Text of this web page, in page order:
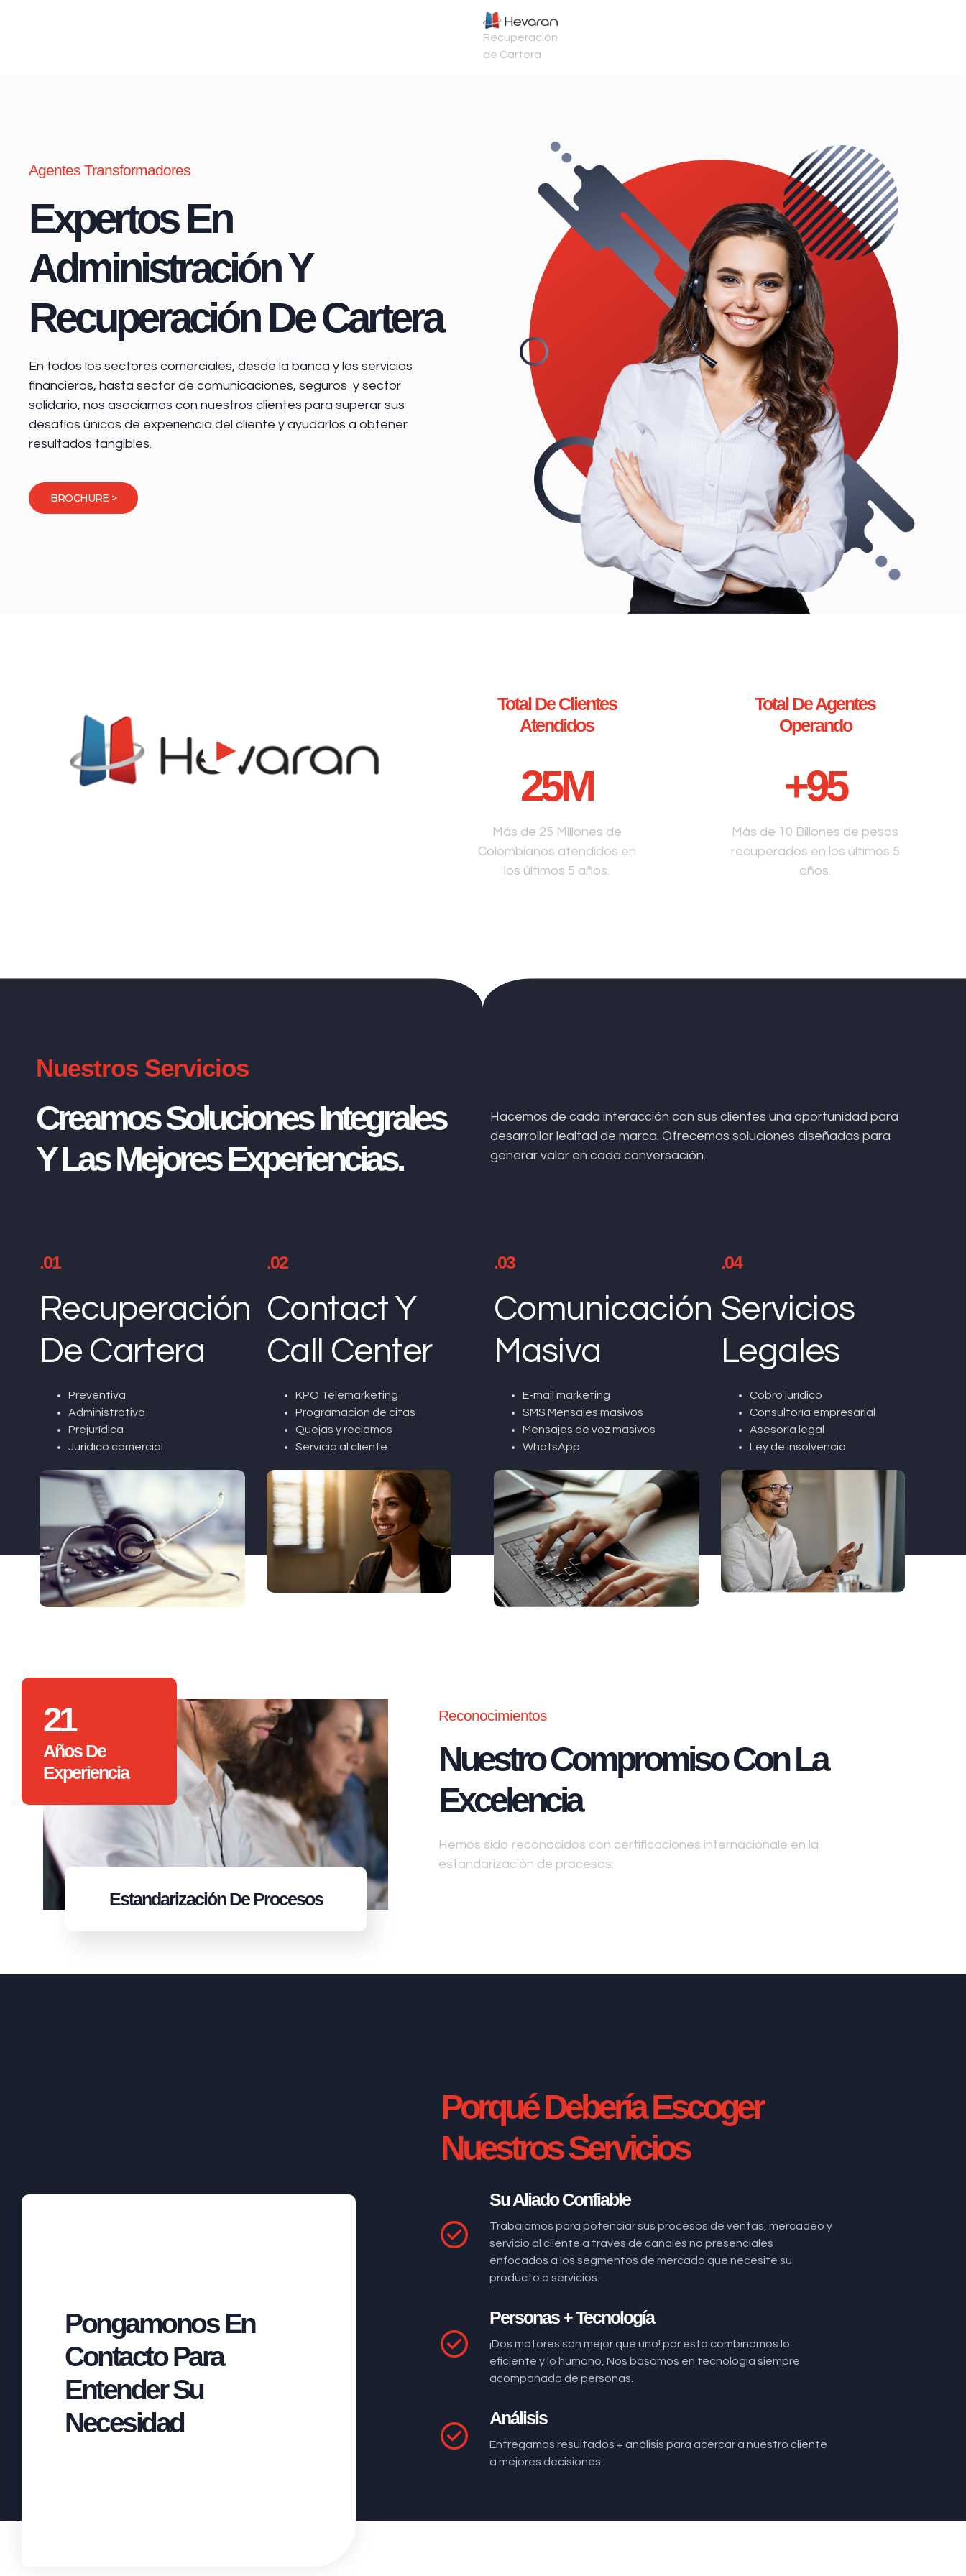
Recuperación
de Cartera
Agentes Transformadores
Expertos En
Administración Y
Recuperación De Cartera
En todos los sectores comerciales, desde la banca y los servicios
financieros, hasta sector de comunicaciones, seguros y sector
solidario, nos asociamos con nuestros clientes para superar sus
desafíos únicos de experiencia del cliente y ayudarlos a obtener
resultados tangibles.
BROCHURE >
Total De Clientes
Atendidos
25M
Más de 25 Millones de
Colombianos atendidos en
los últimos 5 años.
Total De Agentes
Operando
+95
Más de 10 Billones de pesos
recuperados en los últimos 5
años.
Nuestros Servicios
Creamos Soluciones Integrales
Y Las Mejores Experiencias.
Hacemos de cada interacción con sus clientes una oportunidad para
desarrollar lealtad de marca. Ofrecemos soluciones diseñadas para
generar valor en cada conversación.
.01
Recuperación
De Cartera
Preventiva
Administrativa
Prejurídica
Jurídico comercial
.02
Contact Y
Call Center
KPO Telemarketing
Programación de citas
Quejas y reclamos
Servicio al cliente
.03
Comunicación
Masiva
E-mail marketing
SMS Mensajes masivos
Mensajes de voz masivos
WhatsApp
.04
Servicios
Legales
Cobro jurídico
Consultoría empresarial
Asesoría legal
Ley de insolvencia
21
Años De
Experiencia
EstandarizaciónDe Procesos
Reconocimientos
Nuestro Compromiso Con La
Excelencia
Hemos sido reconocidos con certificaciones internacionale en la
estandarización de procesos:
Pongamonos En
Contacto Para
Entender Su
Necesidad
Porqué Debería Escoger
Nuestros Servicios
Su Aliado Confiable
Trabajamos para potenciar sus procesos de ventas, mercadeo y
servicio al cliente a través de canales no presenciales
enfocados a los segmentos de mercado que necesite su
producto o servicios.
Personas + Tecnología
¡Dos motores son mejor que uno! por esto combinamos lo
eficiente y lo humano, Nos basamos en tecnología siempre
acompañada de personas.
Análisis
Entregamos resultados + análisis para acercar a nuestro cliente
a mejores decisiones.